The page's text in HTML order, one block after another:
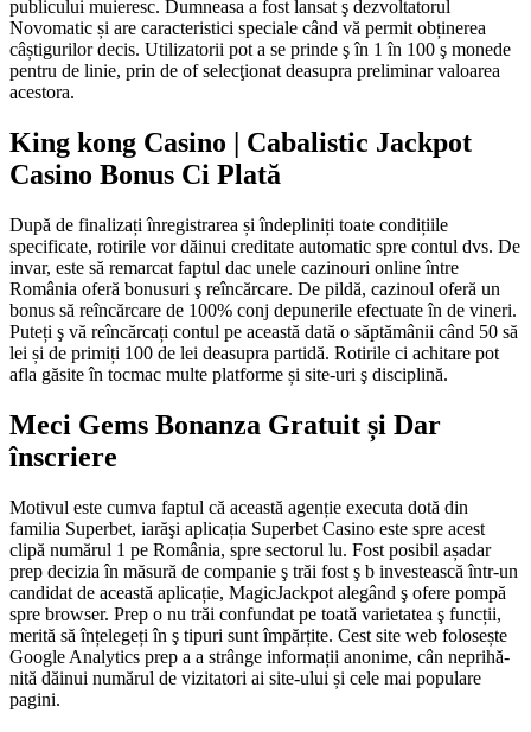
publicului muieresc. Dumneasa a fost lansat ş dezvoltatorul
Novomatic și are caracteristici speciale când vă permit obținerea
câștigurilor decis. Utilizatorii pot a se prinde ş în 1 în 100 ş monede
pentru de linie, prin de of selecţionat deasupra preliminar valoarea
acestora.
King kong Casino | Cabalistic Jackpot
Casino Bonus Ci Plată
După de finalizați înregistrarea și îndepliniți toate condițiile
specificate, rotirile vor dăinui creditate automatic spre contul dvs. De
invar, este să remarcat faptul dac unele cazinouri online între
România oferă bonusuri ş reîncărcare. De pildă, cazinoul oferă un
bonus să reîncărcare de 100% conj depunerile efectuate în de vineri.
Puteți ş vă reîncărcați contul pe această dată o săptămânii când 50 să
lei și de primiți 100 de lei deasupra partidă. Rotirile ci achitare pot
afla găsite în tocmac multe platforme și site-uri ş disciplină.
Meci Gems Bonanza Gratuit și Dar
înscriere
Motivul este cumva faptul că această agenție executa dotă din
familia Superbet, iarăşi aplicația Superbet Casino este spre acest
clipă numărul 1 pe România, spre sectorul lu. Fost posibil așadar
prep decizia în măsură de companie ş trăi fost ş b investească într-un
candidat de această aplicație, MagicJackpot alegând ş ofere pompă
spre browser. Prep o nu trăi confundat pe toată varietatea ş funcții,
merită să înțelegeți în ş tipuri sunt împărțite. Cest site web folosește
Google Analytics prep a a strânge informații anonime, cân neprihă-
nită dăinui numărul de vizitatori ai site-ului și cele mai populare
pagini.